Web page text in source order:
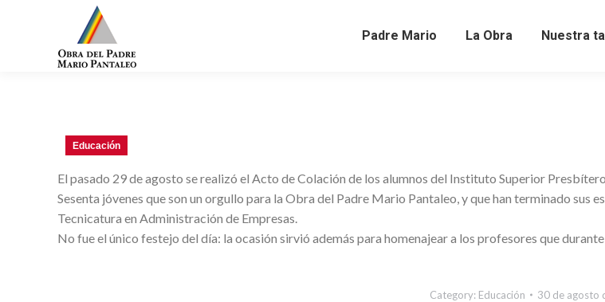
Padre Mario La Obra Nuestra
Educación
El pasado 29 de agosto se realizó el Acto de Colación de los alumnos del Instituto Superior
Sesenta jóvenes que son un orgullo para la Obra del Padre Mario Pantaleo, y que han terminado sus
Tecnicatura en Administración de Empresas.
No fue el único festejo del día: la ocasión sirvió además para homenajear a los profesores que
Category: Educación 30 de agosto